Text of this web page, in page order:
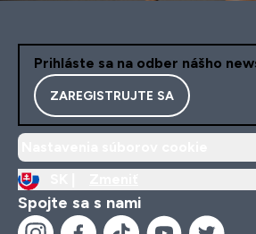
Prihláste sa na odber nášho
ZAREGISTRUJTE SA
Spojte sa s nami